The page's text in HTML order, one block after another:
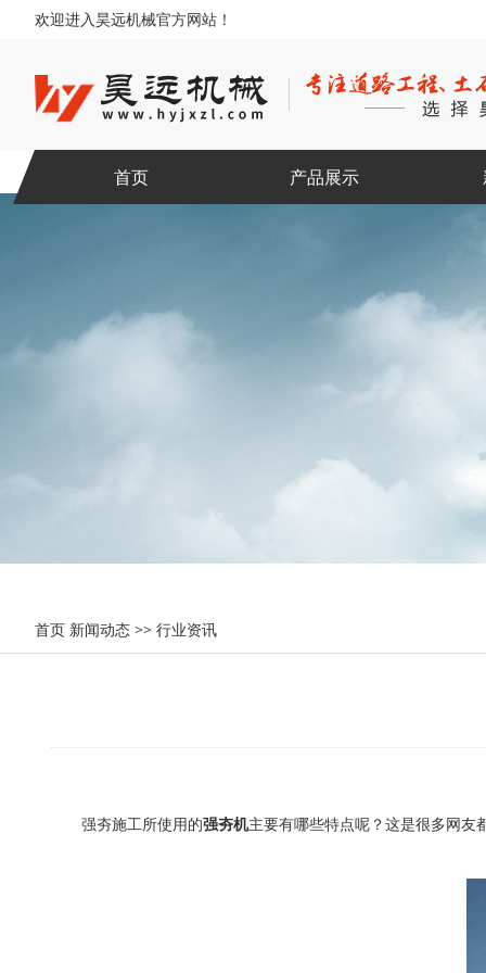
欢迎进入昊远机械官方网站！
首页 产品展示
首页 新闻动态 >> 行业资讯
强夯施工所使用的强夯机主要有哪些特点呢？这是很多网友